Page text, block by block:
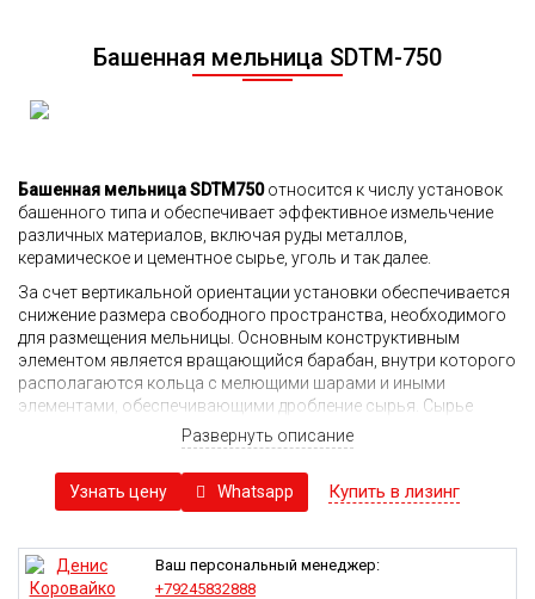
Башенная мельница SDTM-750
Башенная мельница SDTM750относится к числу установок
башенного типа и обеспечивает эффективное измельчение
различных материалов, включая руды металлов,
керамическое и цементное сырье, уголь и так далее.
За счет вертикальной ориентации установки обеспечивается
снижение размера свободного пространства, необходимого
для размещения мельницы. Основным конструктивным
элементом является вращающийся барабан, внутри которого
располагаются кольца с мелющими шарами и иными
элементами, обеспечивающими дробление сырья. Сырье
поступает в барабан сверху, последовательно оказываясь на
кольцах различных уровней. Перемещающиеся внутри
каждого из них мелющие шары в процессе контакта с
породой разрушают ее и перемалывают.
преимуществ:
достигается высокая производительность установки и
Развернуть описание
Узнать цену Whatsapp Купить в лизинг
Ваш персональный менеджер:
+79245832888